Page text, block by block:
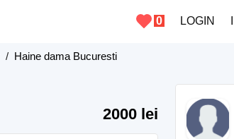
LOGIN
0
/ Haine dama Bucuresti
2000 lei